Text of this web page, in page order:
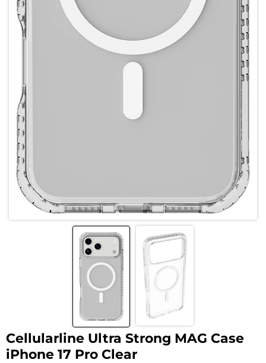
Cellularline Ultra Strong MAG Case
iPhone 17 Pro Clear